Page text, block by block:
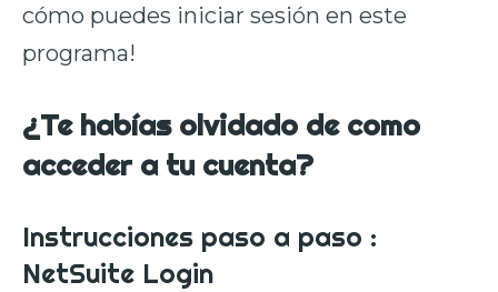
cómo puedes iniciar sesión en este
programa!
¿Te habías olvidado de como
acceder a tu cuenta?
Instrucciones paso a paso :
NetSuite Login